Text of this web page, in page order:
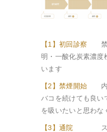
【1】初回診察 禁
明・一酸化炭素濃度
います
【2】禁煙開始 内
バコを続けても良い
を吸いたいと思わな
【3】通院 スケジ